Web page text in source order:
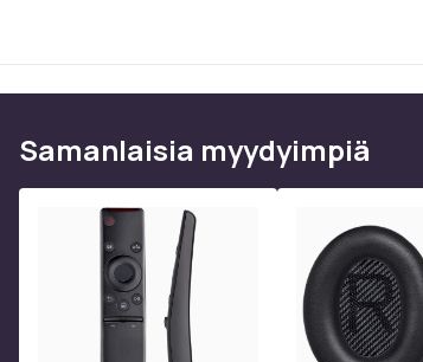
Samanlaisia ​​myydyimpiä